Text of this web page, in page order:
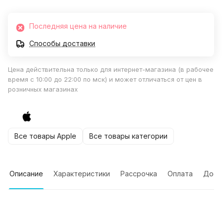
Последняя цена на наличие
Способы доставки
Цена действительна только для интернет-магазина (в рабочее
время с 10:00 до 22:00 по мск) и может отличаться от цен в
розничных магазинах
Все товары Apple Все товары категории
Описание Характеристики Рассрочка Оплата